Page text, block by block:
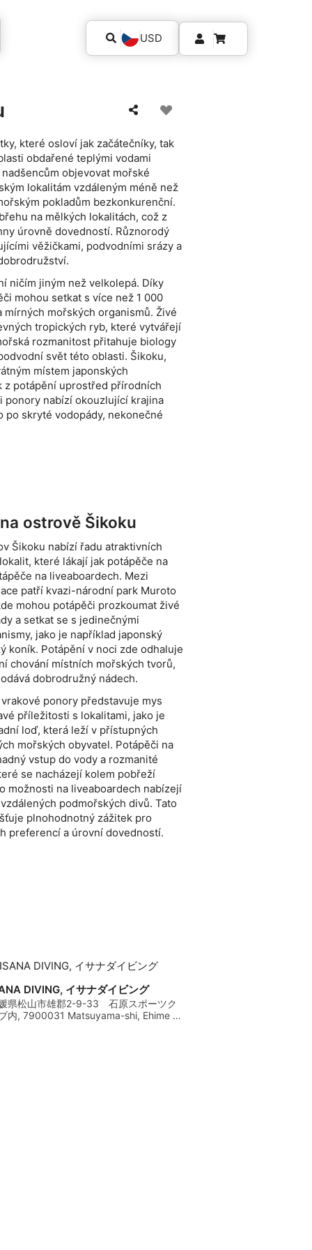
USD
které osloví jak začátečníky, tak
obdařené teplými vodami
objevovat mořské
lokalitám vzdáleným méně než
pokladům bezkonkurenční.
na mělkých lokalitách, což z
úrovně dovedností. Různorodý
věžičkami, podvodními srázy a
ničím jiným než velkolepá. Díky
mohou setkat s více než 1 000
mořských organismů. Živé
tropických ryb, které vytvářejí
rozmanitost přitahuje biology
svět této oblasti. Šikoku,
místem japonských
z potápění uprostřed přírodních
ponory nabízí okouzlující krajina
skryté vodopády, nekonečné
ostrově Šikoku
Šikoku nabízí řadu atraktivních
které lákají jak potápěče na
na liveaboardech. Mezi
patří kvazi-národní park Muroto
mohou potápěči prozkoumat živé
a setkat se s jedinečnými
jako je například japonský
koník. Potápění v noci zde odhaluje
chování místních mořských tvorů,
dobrodružný nádech.
ponory představuje mys
příležitosti s lokalitami, jako je
loď, která leží v přístupných
mořských obyvatel. Potápěči na
vstup do vody a rozmanité
se nacházejí kolem pobřeží
možnosti na liveaboardech nabízejí
podmořských divů. Tato
plnohodnotný zážitek pro
preferencí a úrovní dovedností.
DIVING, イサナダイビング
県松山市雄郡2-9-33 石原スポーツク
内, 7900031 Matsuyama-shi, Ehime -